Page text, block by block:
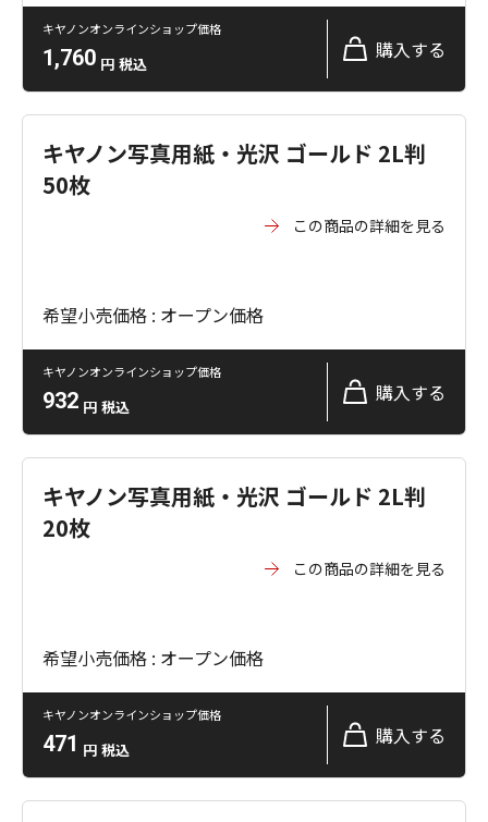
キヤノンオンラインショップ価格
1,760 円 税込
購入する
キヤノン写真用紙・光沢 ゴールド 2L判
50枚
この商品の詳細を見る
希望小売価格 : オープン価格
キヤノンオンラインショップ価格
932 円 税込
購入する
キヤノン写真用紙・光沢 ゴールド 2L判
20枚
この商品の詳細を見る
希望小売価格 : オープン価格
キヤノンオンラインショップ価格
471 円 税込
購入する